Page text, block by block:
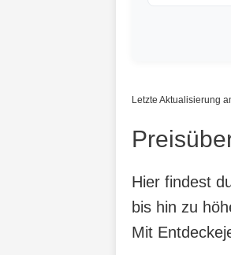
Letzte Aktualisierung
Hier findest
bis hin zu
Mit